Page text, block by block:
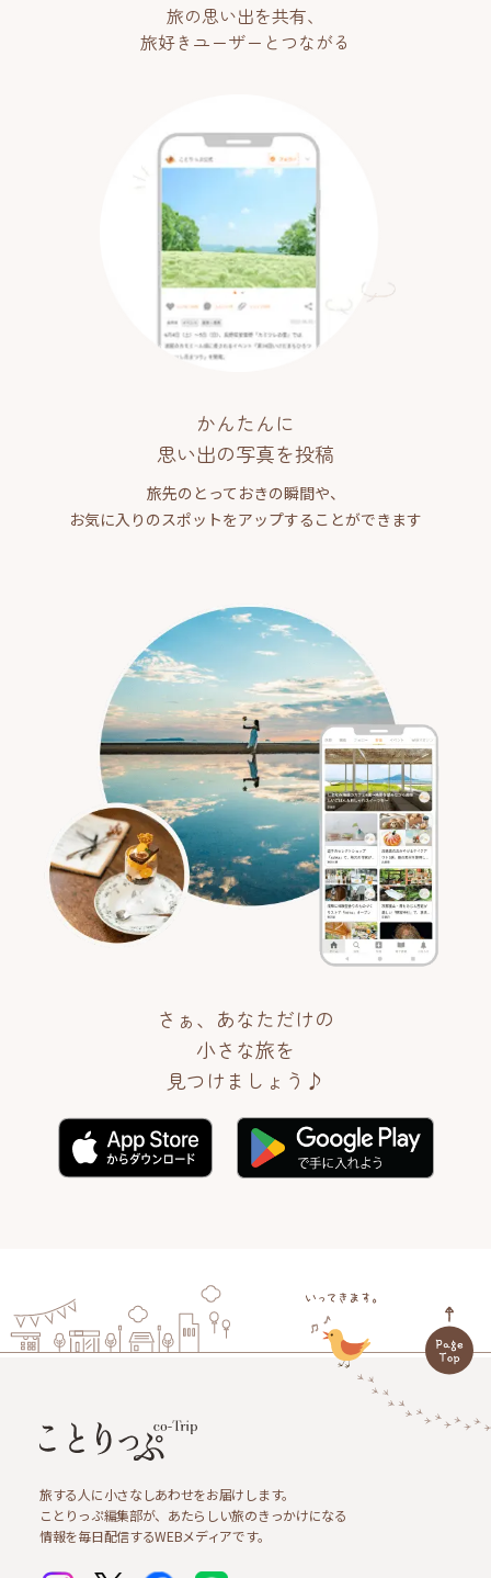
旅の思い出を共有、
旅好きユーザーとつながる
かんたんに
思い出の写真を投稿
旅先のとっておきの瞬間や、
お気に入りのスポットをアップすることができます
さぁ、あなただけの
小さな旅を
見つけましょう♪
旅する人に小さなしあわせをお届けします。
ことりっぷ編集部が、あたらしい旅のきっかけになる
情報を毎日配信するWEBメディアです。